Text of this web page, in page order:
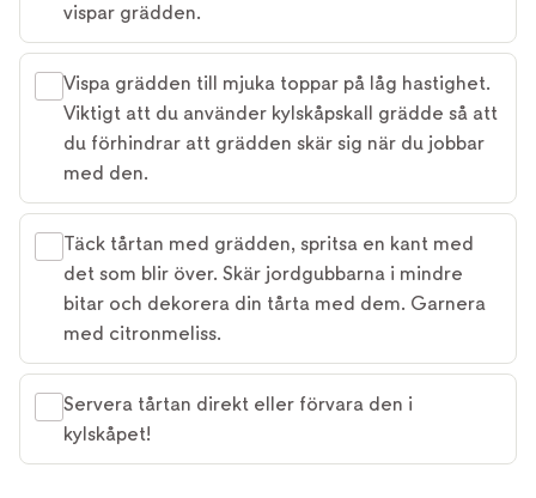
vispar grädden.
Vispa grädden till mjuka toppar på låg hastighet.
Viktigt att du använder kylskåpskall grädde så att
du förhindrar att grädden skär sig när du jobbar
med den.
Täck tårtan med grädden, spritsa en kant med
det som blir över. Skär jordgubbarna i mindre
bitar och dekorera din tårta med dem. Garnera
med citronmeliss.
Servera tårtan direkt eller förvara den i
kylskåpet!